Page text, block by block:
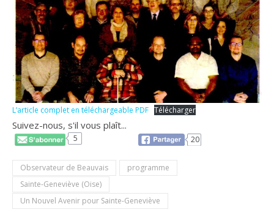
L’article complet en téléchargeable PDF Télécharger
Suivez-nous, s'il vous plaît...
5 20
Observateur de Beauvais
programme
Sainte-Geneviève (Oise)
Un Nouvel Avenir pour Sainte-Geneviève